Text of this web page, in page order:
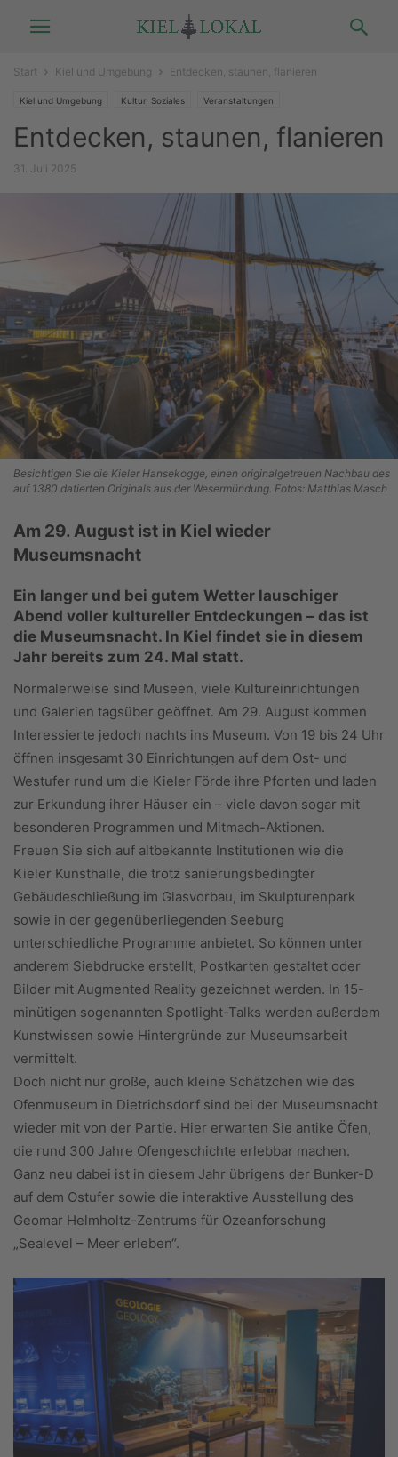
Start Kiel und Umgebung Entdecken, staunen, flanieren
Kiel und Umgebung Kultur, Soziales Veranstaltungen
Entdecken, staunen, flanieren
31. Juli 2025
Besichtigen Sie die Kieler Hansekogge, einen originalgetreuen Nachbau des
auf 1380 datierten Originals aus der Wesermündung. Fotos: Matthias Masch
Am 29. August ist in Kiel wieder
Museumsnacht
Ein langer und bei gutem Wetter lauschiger
Abend voller kultureller Entdeckungen – das ist
die Museumsnacht. In Kiel findet sie in diesem
Jahr bereits zum 24. Mal statt.
Normalerweise sind Museen, viele Kultureinrichtungen
und Galerien tagsüber geöffnet. Am 29. August kommen
Interessierte jedoch nachts ins Museum. Von 19 bis 24 Uhr
öffnen insgesamt 30 Einrichtungen auf dem Ost- und
Westufer rund um die Kieler Förde ihre Pforten und laden
zur Erkundung ihrer Häuser ein – viele davon sogar mit
besonderen Programmen und Mitmach-Aktionen.
Freuen Sie sich auf altbekannte Institutionen wie die
Kieler Kunsthalle, die trotz sanierungsbedingter
Gebäudeschließung im Glasvorbau, im Skulpturenpark
sowie in der gegenüberliegenden Seeburg
unterschiedliche Programme anbietet. So können unter
anderem Siebdrucke erstellt, Postkarten gestaltet oder
Bilder mit Augmented Reality gezeichnet werden. In 15-
minütigen sogenannten Spotlight-Talks werden außerdem
Kunstwissen sowie Hintergründe zur Museumsarbeit
vermittelt.
Doch nicht nur große, auch kleine Schätzchen wie das
Ofenmuseum in Dietrichsdorf sind bei der Museumsnacht
wieder mit von der Partie. Hier erwarten Sie antike Öfen,
die rund 300 Jahre Ofengeschichte erlebbar machen.
Ganz neu dabei ist in diesem Jahr übrigens der Bunker-D
auf dem Ostufer sowie die interaktive Ausstellung des
Geomar Helmholtz-Zentrums für Ozeanforschung
„Sealevel – Meer erleben“.